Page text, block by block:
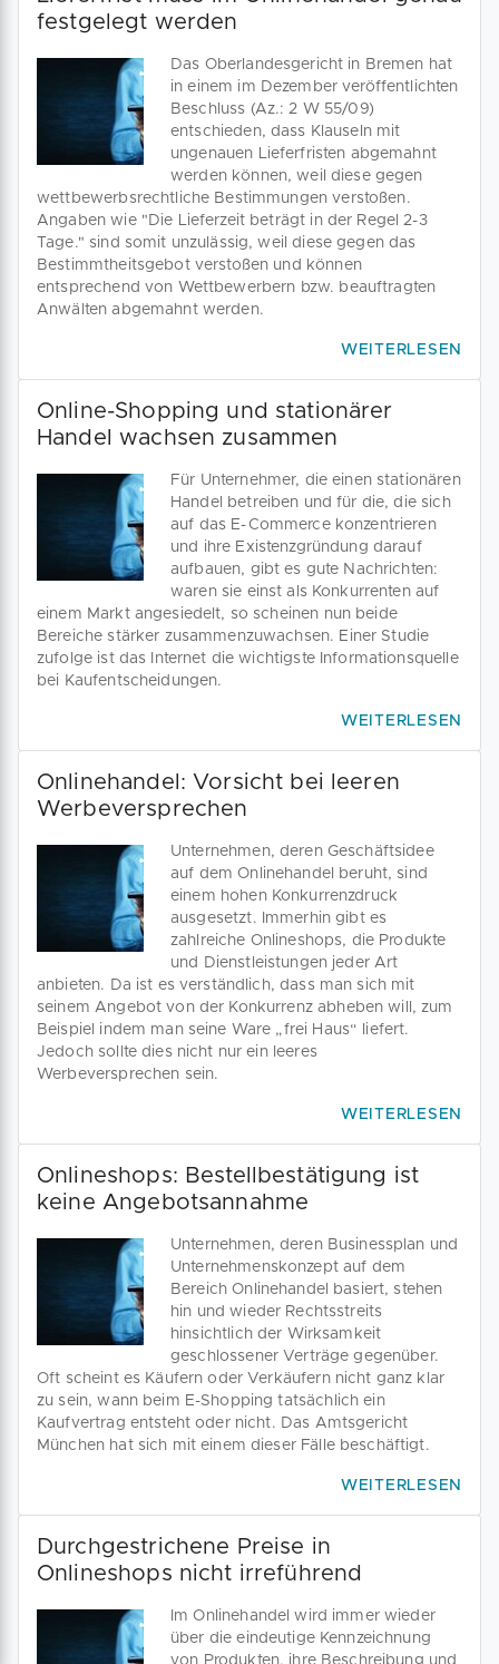
festgelegt werden
Das Oberlandesgericht in Bremen hat
in einem im Dezember veröffentlichten
Beschluss (Az.: 2 W 55/09)
entschieden, dass Klauseln mit
ungenauen Lieferfristen abgemahnt
werden können, weil diese gegen
wettbewerbsrechtliche Bestimmungen verstoßen.
Angaben wie "Die Lieferzeit beträgt in der Regel 2-3
Tage." sind somit unzulässig, weil diese gegen das
Bestimmtheitsgebot verstoßen und können
entsprechend von Wettbewerbern bzw. beauftragten
Anwälten abgemahnt werden.
WEITERLESEN
Online-Shopping und stationärer
Handel wachsen zusammen
Für Unternehmer, die einen stationären
Handel betreiben und für die, die sich
auf das E-Commerce konzentrieren
und ihre Existenzgründung darauf
aufbauen, gibt es gute Nachrichten:
waren sie einst als Konkurrenten auf
einem Markt angesiedelt, so scheinen nun beide
Bereiche stärker zusammenzuwachsen. Einer Studie
zufolge ist das Internet die wichtigste Informationsquelle
bei Kaufentscheidungen.
WEITERLESEN
Onlinehandel: Vorsicht bei leeren
Werbeversprechen
Unternehmen, deren Geschäftsidee
auf dem Onlinehandel beruht, sind
einem hohen Konkurrenzdruck
ausgesetzt. Immerhin gibt es
zahlreiche Onlineshops, die Produkte
und Dienstleistungen jeder Art
anbieten. Da ist es verständlich, dass man sich mit
seinem Angebot von der Konkurrenz abheben will, zum
Beispiel indem man seine Ware „frei Haus“ liefert.
Jedoch sollte dies nicht nur ein leeres
Werbeversprechen sein.
WEITERLESEN
Onlineshops: Bestellbestätigung ist
keine Angebotsannahme
Unternehmen, deren Businessplan und
Unternehmenskonzept auf dem
Bereich Onlinehandel basiert, stehen
hin und wieder Rechtsstreits
hinsichtlich der Wirksamkeit
geschlossener Verträge gegenüber.
Oft scheint es Käufern oder Verkäufern nicht ganz klar
zu sein, wann beim E-Shopping tatsächlich ein
Kaufvertrag entsteht oder nicht. Das Amtsgericht
München hat sich mit einem dieser Fälle beschäftigt.
WEITERLESEN
Durchgestrichene Preise in
Onlineshops nicht irreführend
Im Onlinehandel wird immer wieder
über die eindeutige Kennzeichnung
von Produkten, ihre Beschreibung und